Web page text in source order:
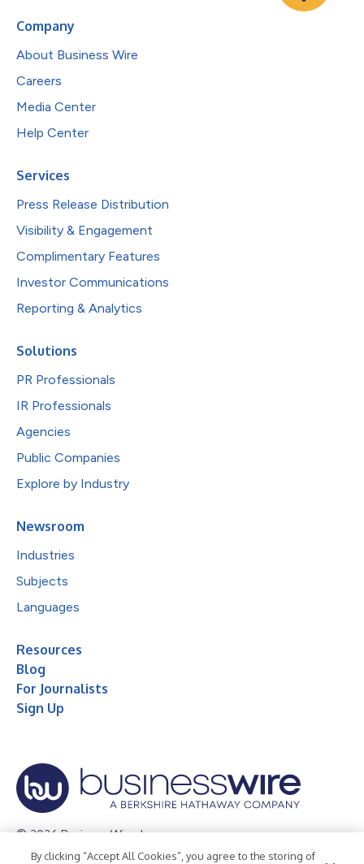
Company
About Business Wire
Careers
Media Center
Help Center
Services
Press Release Distribution
Visibility & Engagement
Complimentary Features
Investor Communications
Reporting & Analytics
Solutions
PR Professionals
IR Professionals
Agencies
Public Companies
Explore by Industry
Newsroom
Industries
Subjects
Languages
Resources
Blog
For Journalists
Sign Up
© 2026 Business Wire, Inc.
By clicking “Accept All Cookies”, you agree to the storing of